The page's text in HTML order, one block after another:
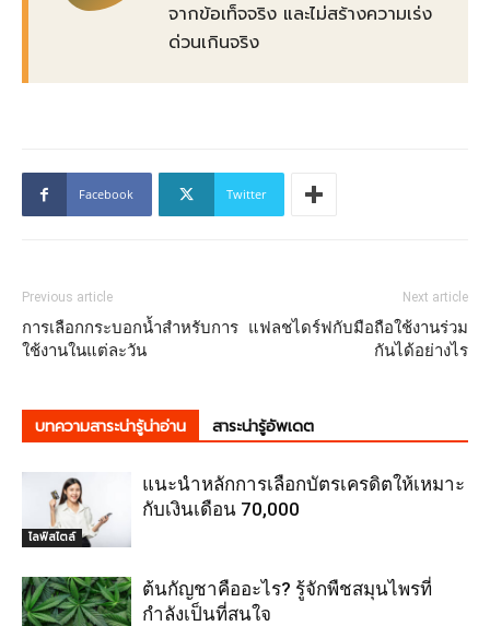
จากข้อเท็จจริง และไม่สร้างความเร่ง
ด่วนเกินจริง
Facebook Twitter
Previous article
การเลือกกระบอกน้ำสำหรับการ
ใช้งานในแต่ละวัน
Next article
แฟลชไดร์ฟกับมือถือใช้งานร่วม
กันได้อย่างไร
บทความสาระน่ารู้น่าอ่าน สาระน่ารู้อัพเดต
ไลฟ์สไตล์
แนะนำหลักการเลือกบัตรเครดิตให้เหมาะ
กับเงินเดือน 70,000
ต้นกัญชาคืออะไร? รู้จักพืชสมุนไพรที่
กำลังเป็นที่สนใจ